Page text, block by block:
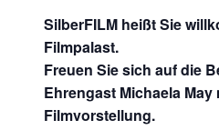
SilberFILM heißt Sie
Filmpalast.
Freuen Sie sich auf die
Ehrengast Michaela May
Filmvorstellung.